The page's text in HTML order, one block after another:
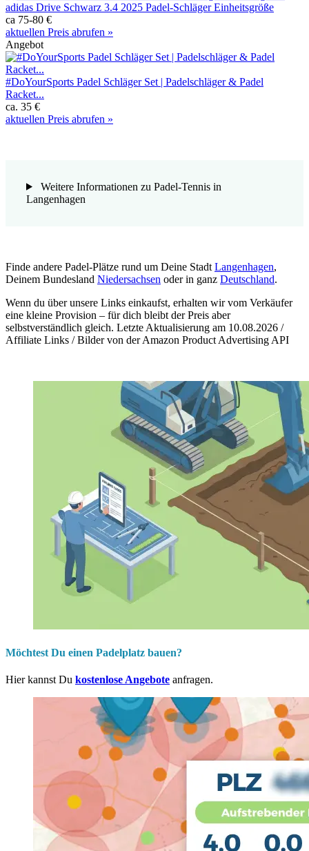
adidas Drive Schwarz 3.4 2025 Padel-Schläger Einheitsgröße
ca 75-80 €
aktuellen Preis abrufen »
Angebot
#DoYourSports Padel Schläger Set | Padelschläger & Padel
Racket...
ca. 35 €
aktuellen Preis abrufen »
Weitere Informationen zu Padel-Tennis in
Langenhagen
Finde andere Padel-Plätze rund um Deine Stadt Langenhagen,
Deinem Bundesland Niedersachsen oder in ganz Deutschland.
Wenn du über unsere Links einkaufst, erhalten wir vom Verkäufer
eine kleine Provision – für dich bleibt der Preis aber
selbstverständlich gleich. Letzte Aktualisierung am 10.08.2026 /
Affiliate Links / Bilder von der Amazon Product Advertising API
Möchtest Du einen Padelplatz bauen?
Hier kannst Du kostenlose Angebote anfragen.